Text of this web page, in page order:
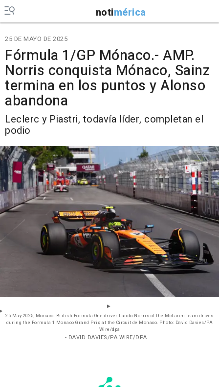
notimérica
25 DE MAYO DE 2025
Fórmula 1/GP Mónaco.- AMP.
Norris conquista Mónaco, Sainz
termina en los puntos y Alonso
abandona
Leclerc y Piastri, todavía líder, completan el
podio
25 May 2025, Monaco: British Formula One driver Lando Norris of the McLaren team drives
during the Formula 1 Monaco Grand Prix, at the Circuit de Monaco. Photo: David Davies/PA
Wire/dpa
- DAVID DAVIES/PA WIRE/DPA